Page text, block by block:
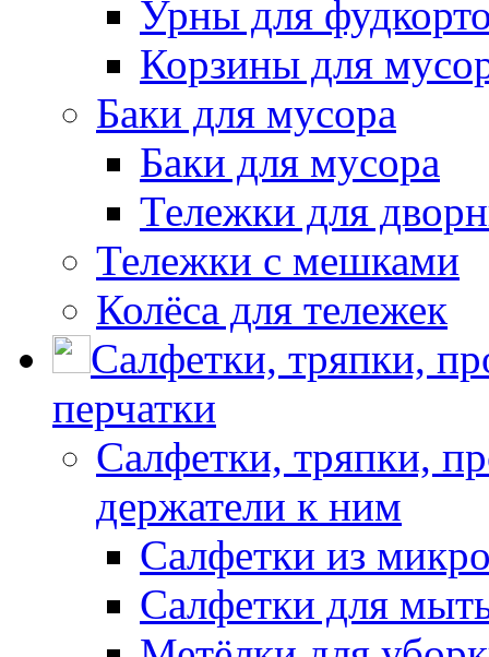
Урны для
Корзины для
Баки для мусора
Баки для мусора
Тележки для
Тележки с мешками
Колёса для тележек
Салфетки, тряпки,
перчатки
Салфетки, тряпки,
держатели к ним
Салфетки из
Салфетки для